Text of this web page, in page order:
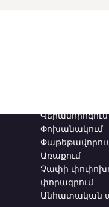
Փոխանակում
Առաքում
Չափի
փորագրում
Անհատական